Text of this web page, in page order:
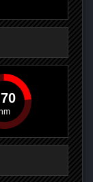
70